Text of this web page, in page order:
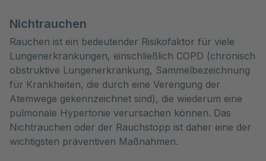
Nichtrauchen
Rauchen ist ein bedeutender Risikofaktor für viele
Lungenerkrankungen, einschließlich COPD (chronisch
obstruktive Lungenerkrankung, Sammelbezeichnung
für Krankheiten, die durch eine Verengung der
Atemwege gekennzeichnet sind), die wiederum eine
pulmonale Hypertonie verursachen können. Das
Nichtrauchen oder der Rauchstopp ist daher eine der
wichtigsten präventiven Maßnahmen.